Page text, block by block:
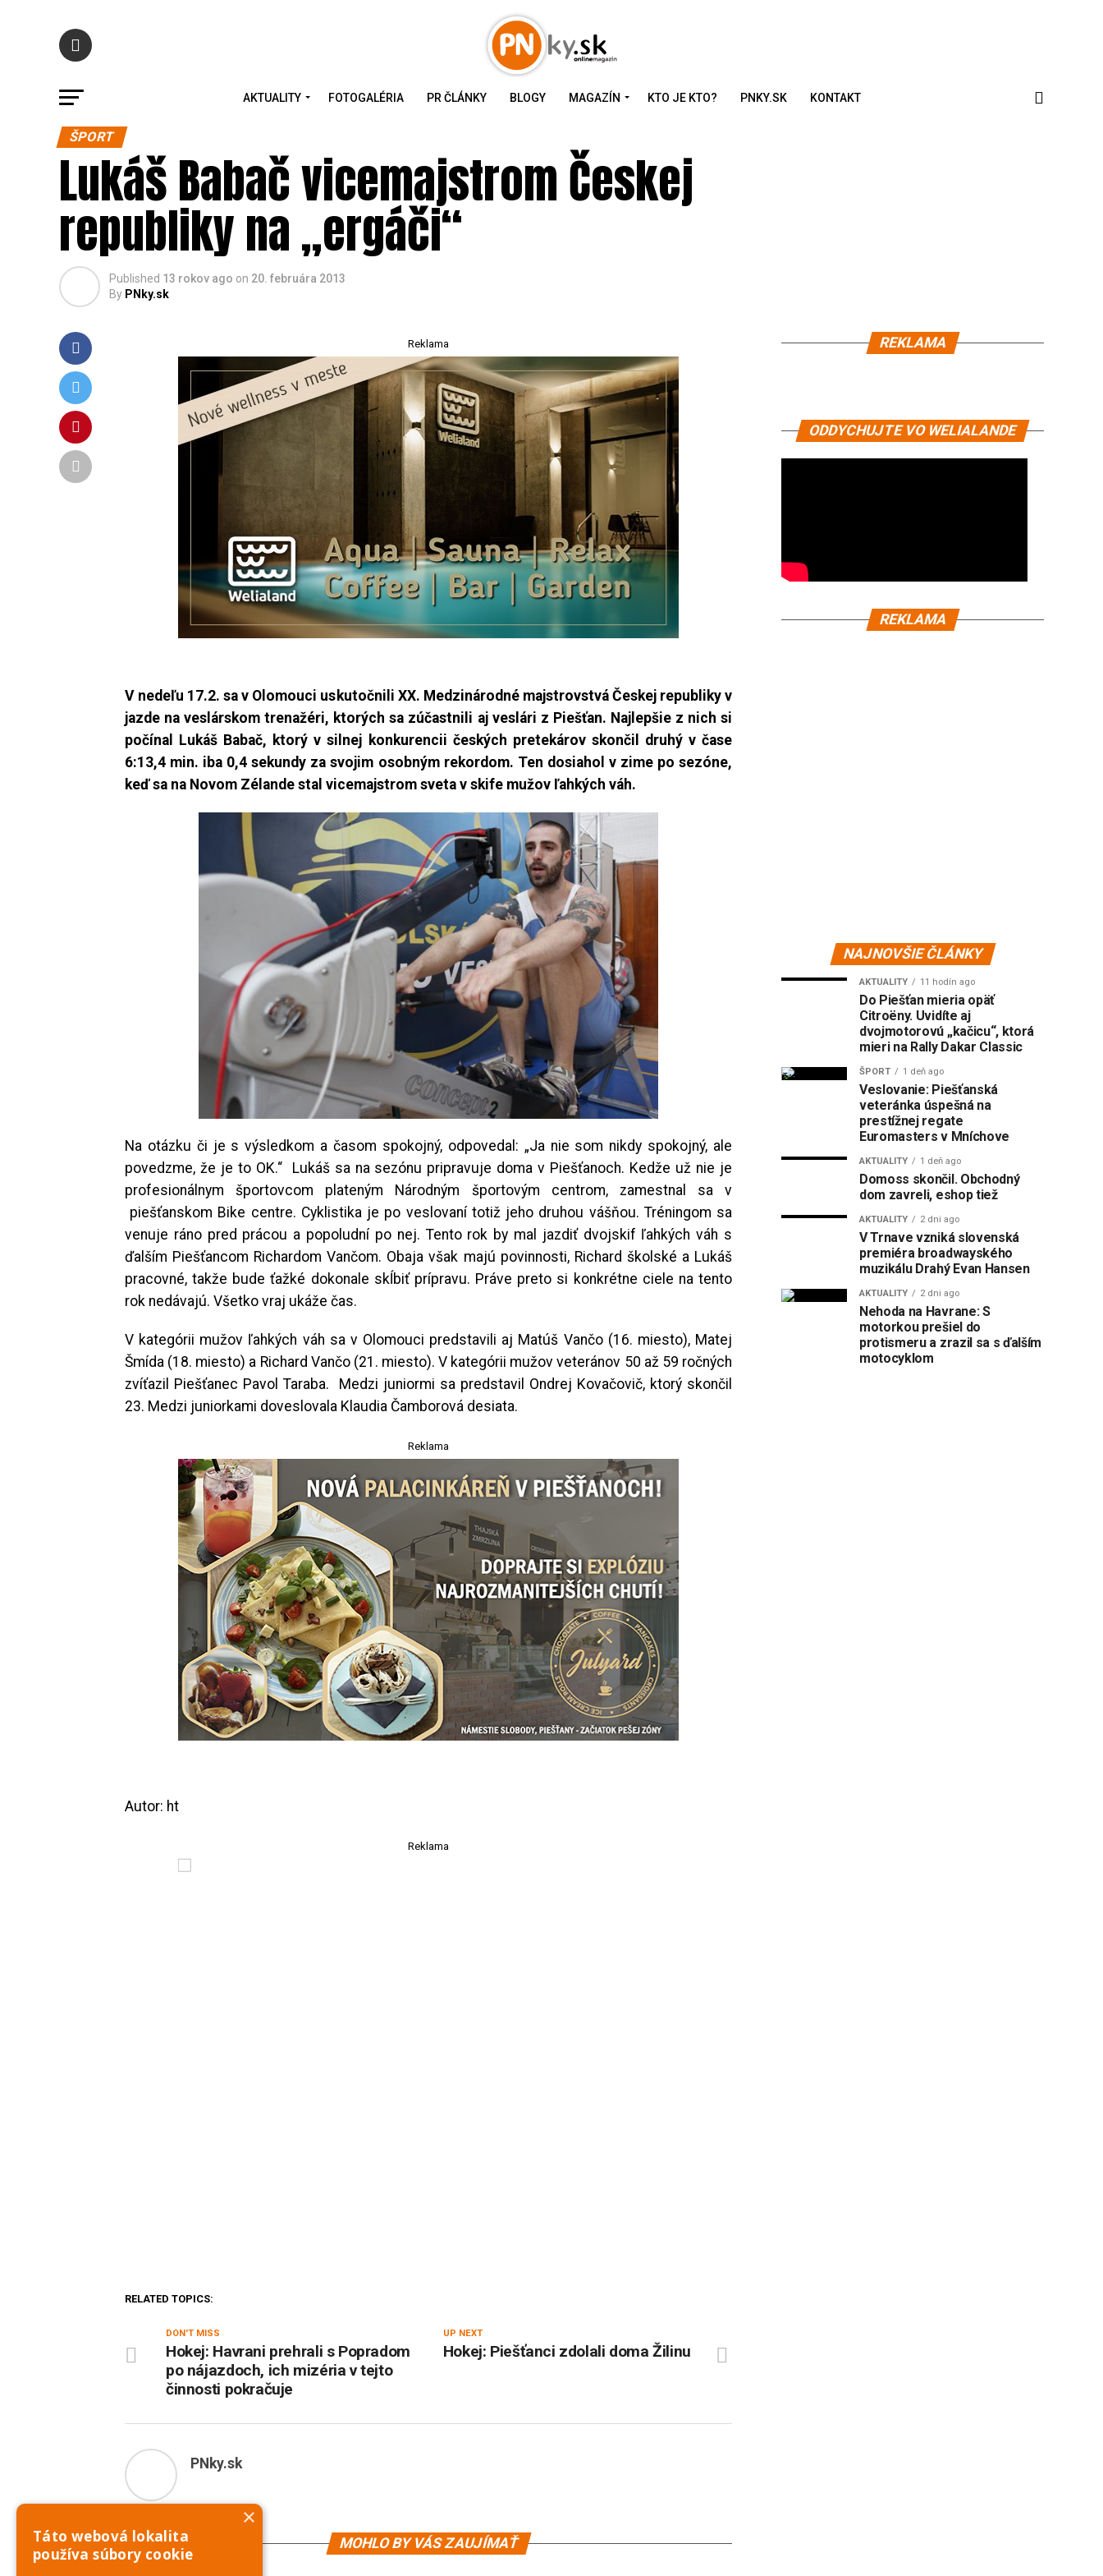
AKTUALITY FOTOGALÉRIA PR ČLÁNKY BLOGY MAGAZÍN KTO JE KTO? PNKY.SK KONTAKT
ŠPORT
Lukáš Babač vicemajstrom Českej
republiky na „ergáči“
Published 13 rokov ago on 20. februára 2013
By PNky.sk
Reklama
V nedeľu 17.2. sa v Olomouci uskutočnili XX. Medzinárodné majstrovstvá Českej republiky v
jazde na veslárskom trenažéri, ktorých sa zúčastnili aj veslári z Piešťan. Najlepšie z nich si
počínal Lukáš Babač, ktorý v silnej konkurencii českých pretekárov skončil druhý v čase
6:13,4 min. iba 0,4 sekundy za svojim osobným rekordom. Ten dosiahol v zime po sezóne,
keď sa na Novom Zélande stal vicemajstrom sveta v skife mužov ľahkých váh.
Na otázku či je s výsledkom a časom spokojný, odpovedal: „Ja nie som nikdy spokojný, ale
povedzme, že je to OK.“ Lukáš sa na sezónu pripravuje doma v Piešťanoch. Kedže už nie je
profesionálnym športovcom plateným Národným športovým centrom, zamestnal sa v
piešťanskom Bike centre. Cyklistika je po veslovaní totiž jeho druhou vášňou. Tréningom sa
venuje ráno pred prácou a popoludní po nej. Tento rok by mal jazdiť dvojskif ľahkých váh s
ďalším Piešťancom Richardom Vančom. Obaja však majú povinnosti, Richard školské a Lukáš
pracovné, takže bude ťažké dokonale skĺbiť prípravu. Práve preto si konkrétne ciele na tento
rok nedávajú. Všetko vraj ukáže čas.
V kategórii mužov ľahkých váh sa v Olomouci predstavili aj Matúš Vančo (16. miesto), Matej
Šmída (18. miesto) a Richard Vančo (21. miesto). V kategórii mužov veteránov 50 až 59 ročných
zvíťazil Piešťanec Pavol Taraba. Medzi juniormi sa predstavil Ondrej Kovačovič, ktorý skončil
23. Medzi juniorkami doveslovala Klaudia Čamborová desiata.
Reklama
Autor: ht
Reklama
RELATED TOPICS:
UP NEXT
Hokej: Piešťanci zdolali doma Žilinu
DON'T MISS
Hokej: Havrani prehrali s Popradom
po nájazdoch, ich mizéria v tejto
činnosti pokračuje
PNky.sk
MOHLO BY VÁS ZAUJÍMAŤ
REKLAMA
ODDYCHUJTE VO WELIALANDE
REKLAMA
NAJNOVŠIE ČLÁNKY
AKTUALITY 11 hodín ago
Do Piešťan mieria opäť
Citroëny. Uvidíte aj
dvojmotorovú „kačicu“, ktorá
mieri na Rally Dakar Classic
ŠPORT 1 deň ago
Veslovanie: Piešťanská
veteránka úspešná na
prestížnej regate
Euromasters v Mníchove
AKTUALITY 1 deň ago
Domoss skončil. Obchodný
dom zavreli, eshop tiež
AKTUALITY 2 dni ago
V Trnave vzniká slovenská
premiéra broadwayského
muzikálu Drahý Evan Hansen
AKTUALITY 2 dni ago
Nehoda na Havrane: S
motorkou prešiel do
protismeru a zrazil sa s ďalším
motocyklom
×
Táto webová lokalita
používa súbory cookie